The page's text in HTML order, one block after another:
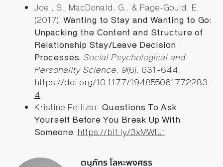
Joel, S., MacDonald, G., & Page-Gould, E.
(2017). Wanting to Stay and Wanting to Go:
Unpacking the Content and Structure of
Relationship Stay/Leave Decision
Processes. Social Psychological and
Personality Science, 9(6), 631–644.
https://doi.org/10.1177/194855061772283
4
Kristine Fellizar. Questions To Ask
Yourself Before You Break Up With
Someone. https://bit.ly/3xMWtut
ตนุภัทร โลหะพงศธร